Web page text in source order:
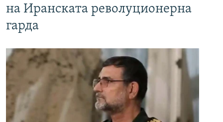
на Иранската револуционерна
гарда